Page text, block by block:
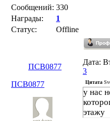
Сообщений: 330
Награды:
1
Статус:
Offline
ПСВ0877
Дата:
3
ПСВ0877
Цитата
у нас
этажу